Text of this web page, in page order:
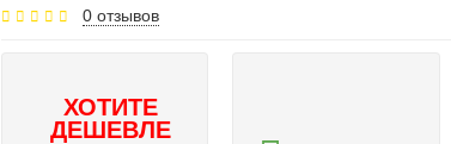
0 отзывов
ХОТИТЕ
ДЕШЕВЛЕ